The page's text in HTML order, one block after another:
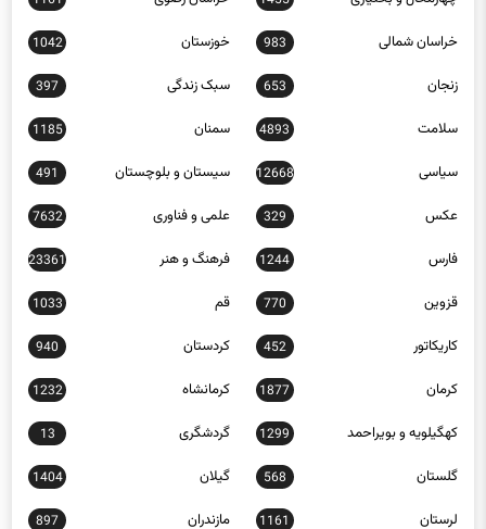
چهارمحال و بختیاری 1455 خراسان رضوی 1161
خراسان شمالی 983 خوزستان 1042
زنجان 653 سبک زندگی 397
سلامت 4893 سمنان 1185
سیاسی 12668 سیستان و بلوچستان 491
عکس 329 علمی و فناوری 7632
فارس 1244 فرهنگ و هنر 23361
قزوین 770 قم 1033
کاریکاتور 452 کردستان 940
کرمان 1877 کرمانشاه 1232
کهگیلویه و بویراحمد 1299 گردشگری 13
گلستان 568 گیلان 1404